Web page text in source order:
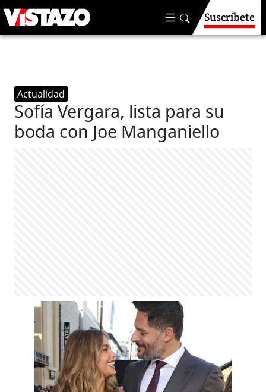
Suscríbete
Actualidad
Sofía Vergara, lista para su
boda con Joe Manganiello